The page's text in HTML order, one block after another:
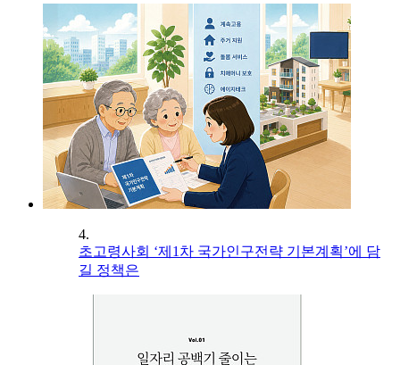
4.
초고령사회 ‘제1차 국가인구전략 기본계획’에 담
길 정책은